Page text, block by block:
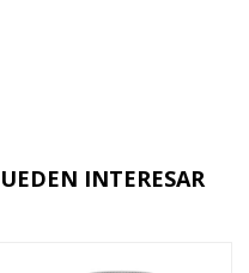
INTERESAR